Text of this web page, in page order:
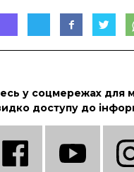
у соцмережах для
доступу до